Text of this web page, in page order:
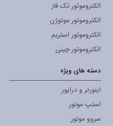
الکتروموتور تک فاز
الکتروموتور موتوژن
الکتروموتور استریم
الکتروموتور چینی
دسته های ویژه
اینورتر و درایور
استپ موتور
سروو موتور